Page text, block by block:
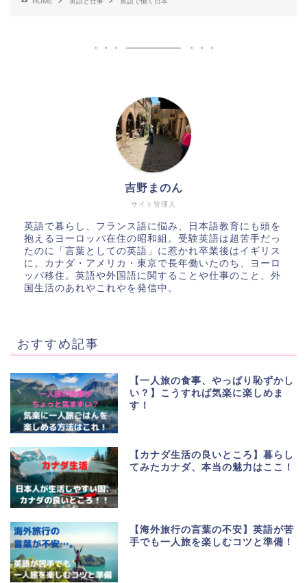
サイト管理人
吉野まのん
英語で暮らし、フランス語に悩み、日本語教育にも頭を
抱えるヨーロッパ在住の昭和組。受験英語は超苦手だっ
たのに「言葉としての英語」に惹かれ卒業後はイギリス
に。カナダ・アメリカ・東京で長年働いたのち、ヨーロ
ッパ移住。英語や外国語に関することや仕事のこと、外
国生活のあれやこれやを発信中。
おすすめ記事
【一人旅の食事、やっぱり恥ずかし
い？】こうすれば気楽に楽しめま
す！
【カナダ生活の良いところ】暮らし
てみたカナダ、本当の魅力はここ！
【海外旅行の言葉の不安】英語が苦
手でも一人旅を楽しむコツと準備！